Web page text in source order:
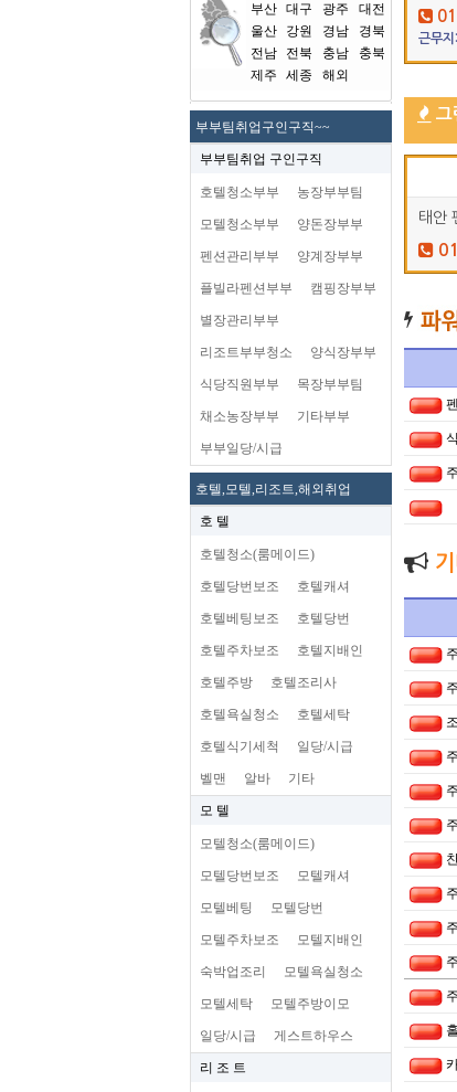
부산 대구 광주
대전
울산
강원 경남
경북
전남
전북 충남
충북
제주
세종 해외
부부팀취업구인구직~~
부부팀취업 구인구직
호텔청소부부 농장부부팀
모텔청소부부 양돈장부부
펜션관리부부 양계장부부
플빌라펜션부부 캠핑장부부
별장관리부부
리조트부부청소 양식장부부
식당직원부부 목장부부팀
채소농장부부 기타부부
부부일당/시급
호텔,모텔,리조트,해외취업
호 텔
호텔청소(룸메이드)
호텔당번보조 호텔캐셔
호텔베팅보조 호텔당번
호텔주차보조 호텔지배인
호텔주방 호텔조리사
호텔욕실청소 호텔세탁
호텔식기세척 일당/시급
벨맨 알바 기타
모 텔
모텔청소(룸메이드)
모텔당번보조 모텔캐셔
모텔베팅 모텔당번
모텔주차보조 모텔지배인
숙박업조리 모텔욕실청소
모텔세탁 모텔주방이모
일당/시급 게스트하우스
리 조 트
근무
그
태안